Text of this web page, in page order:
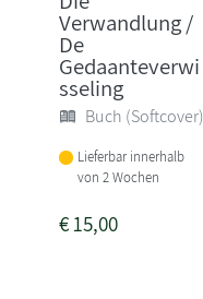
Verwandlung /
De
Gedaanteverwi
sseling
Buch (Softcover)
Lieferbar innerhalb
von 2 Wochen
€15,00